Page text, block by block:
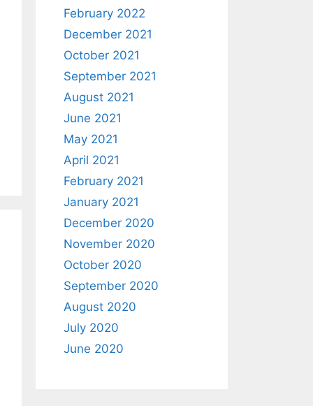
February 2022
December 2021
October 2021
September 2021
August 2021
June 2021
May 2021
April 2021
February 2021
January 2021
December 2020
November 2020
October 2020
September 2020
August 2020
July 2020
June 2020